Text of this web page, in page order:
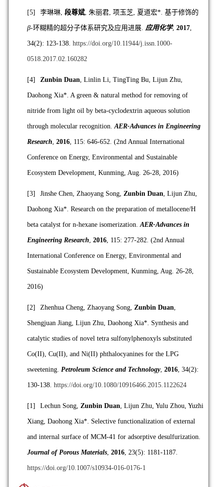
[5] 李琳琳, 段尊斌, 朱丽君, 项玉芝, 夏道宏*. 基于修饰的
β-环糊精的超分子体系研究及应用进展. 应用化学, 2017,
34(2): 123-138. https://doi.org/10.11944/j.issn.1000-
0518.2017.02.160282
[4] Zunbin Duan , Linlin Li, TingTing Bu, Lijun Zhu,
Daohong Xia*. A green & natural method for removing of
nitride from light oil by beta-cyclodextrin aqueous solution
through molecular recognition. AER-Advances in Engineering
Research 2016, 115: 646-652. (2nd Annual International
Conference on Energy, Environmental and Sustainable
Ecosystem Development, Kunming, Aug. 26-28, 2016)
[3] Jinshe Chen, Zhaoyang Song, Zunbin Duan , Lijun Zhu,
Daohong Xia*. Research on the preparation of metallocene/H
beta catalyst for n-hexane isomerization. AER-Advances in
Engineering Research 2016, 115: 277-282. (2nd Annual
International Conference on Energy, Environmental and
Sustainable Ecosystem Development, Kunming, Aug. 26-28,
2016)
[2] Zhenhua Cheng, Zhaoyang Song, Zunbin Duan
Shengjuan Jiang, Lijun Zhu, Daohong Xia*. Synthesis and
catalytic studies of novel tetra sulfonylphenoxyls substituted
Co(II), Cu(II), and Ni(II) phthalocyanines for the LPG
sweetening. Petroleum Science and Technology, 2016, 34(2):
130-138. https://doi.org/10.1080/10916466.2015.1122624
[1] Lechun Song, Zunbin Duan , Lijun Zhu, Yulu Zhou, Yuzhi
Xiang, Daohong Xia*. Selective functionalization of external
and internal surface of MCM-41 for adsorptive desulfurization.
Journal of Porous Materials, 2016, 23(5): 1181-1187.
https://doi.org/10.1007/s10934-016-0176-1